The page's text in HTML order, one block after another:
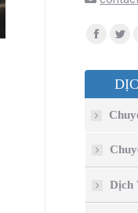
Find us
opens
window
new
Dịch